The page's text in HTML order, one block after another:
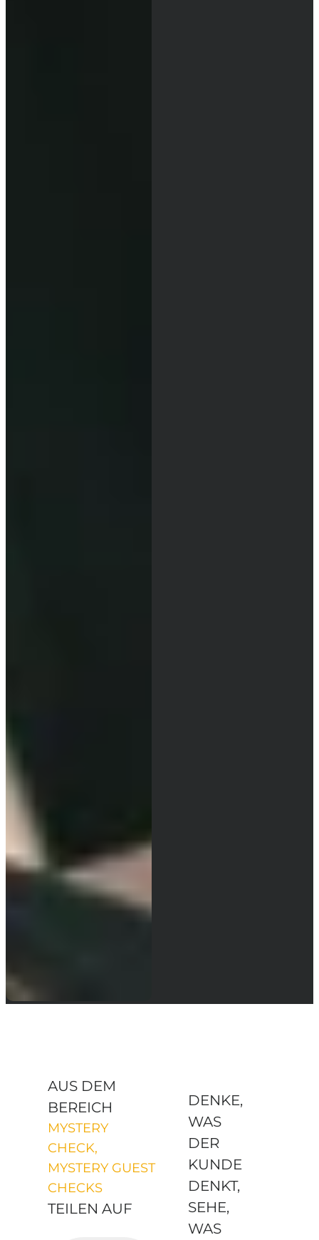
DENKE,
WAS
DER
KUNDE
DENKT,
SEHE,
WAS
AUS DEM
BEREICH
MYSTERY
CHECK,
MYSTERY GUEST
CHECKS
TEILEN AUF